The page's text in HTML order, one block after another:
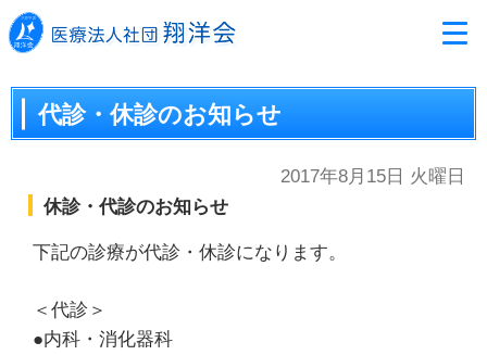
代診・休診のお知らせ
2017年8月15日 火曜日
休診・代診のお知らせ
下記の診療が代診・休診になります。
＜代診＞
●内科・消化器科